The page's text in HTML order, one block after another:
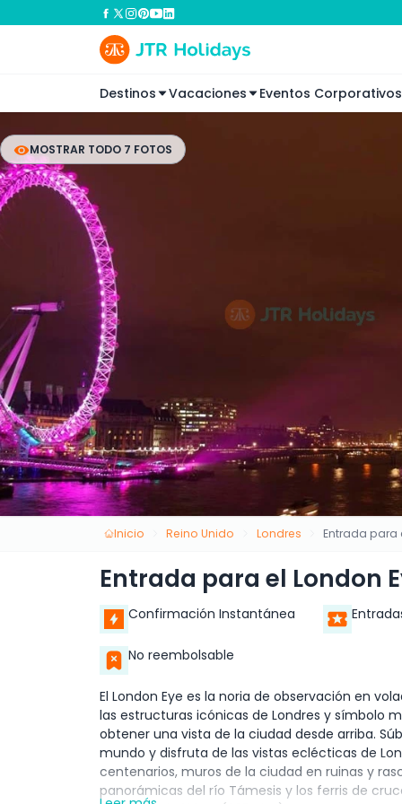
Destinos Vacaciones Eventos Corporativos
MOSTRAR TODO 7 FOTOS
Inicio Reino Unido Londres Entrada para
Entrada para el London
Confirmación Instantánea
No reembolsable
El London Eye es la noria de observación en
las estructuras icónicas de Londres y símbolo
obtener una vista de la ciudad desde arriba.
mundo y disfruta de las vistas eclécticas de
centenarios, muros de la ciudad en ruinas y
panorámicas del río Támesis y los ferris de